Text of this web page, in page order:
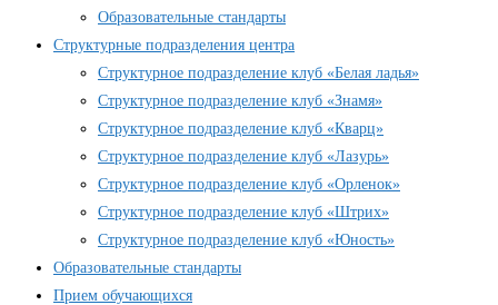
Образовательные стандарты
Структурные подразделения центра
Структурное подразделение клуб «Белая ладья»
Структурное подразделение клуб «Знамя»
Структурное подразделение клуб «Кварц»
Структурное подразделение клуб «Лазурь»
Структурное подразделение клуб «Орленок»
Структурное подразделение клуб «Штрих»
Структурное подразделение клуб «Юность»
Образовательные стандарты
Прием обучающихся